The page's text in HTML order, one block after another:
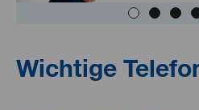
Wichtige